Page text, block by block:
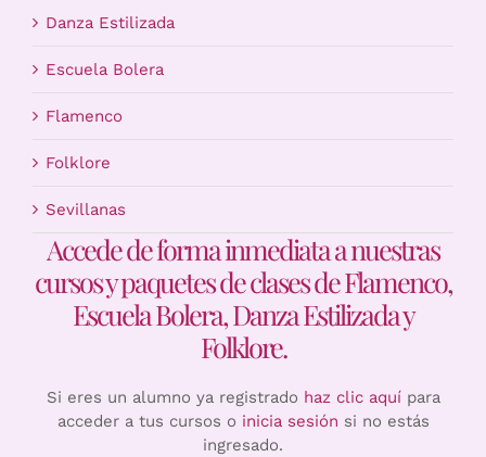
Danza Estilizada
Escuela Bolera
Flamenco
Folklore
Sevillanas
Accede de forma inmediata a nuestras
cursos y paquetes de clases de Flamenco,
Escuela Bolera, Danza Estilizada y
Folklore.
Si eres un alumno ya registrado haz clic aquípara
acceder a tus cursos o inicia sesión si no estás
ingresado.